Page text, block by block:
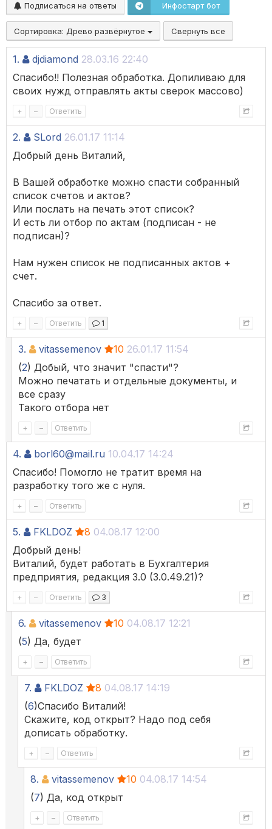
Подписаться на ответы Инфостарт бот
Сортировка: Древо развёрнутое Свернуть все
1. djdiamond 28.03.16 22:40
Спасибо!! Полезная обработка. Допиливаю для
своих нужд отправлять акты сверок массово)
+ – Ответить
2. SLord 26.01.17 11:14
Добрый день Виталий,
В Вашей обработке можно спасти собранный
список счетов и актов?
Или послать на печать этот список?
И есть ли отбор по актам (подписан - не
подписан)?
Нам нужен список не подписанных актов +
счет.
Спасибо за ответ.
+ – Ответить 1
3. vitassemenov 10 26.01.17 11:54
(2) Добый, что значит "спасти"?
Можно печатать и отдельные документы, и
все сразу
Такого отбора нет
+ – Ответить
4. borl60@mail.ru 10.04.17 14:24
Спасибо! Помогло не тратит время на
разработку того же с нуля.
+ – Ответить
5. FKLDOZ 8 04.08.17 12:00
Добрый день!
Виталий, будет работать в Бухгалтерия
предприятия, редакция 3.0 (3.0.49.21)?
+ – Ответить 3
6. vitassemenov 10 04.08.17 12:21
(5) Да, будет
+ – Ответить
7. FKLDOZ 8 04.08.17 14:19
(6)Спасибо Виталий!
Скажите, код открыт? Надо под себя
дописать обработку.
+ – Ответить
8. vitassemenov 10 04.08.17 14:54
(7) Да, код открыт
+ – Ответить